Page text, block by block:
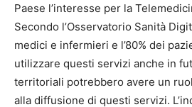
Paese l’interesse per la
Secondo l’Osservatorio Sanità
medici e infermieri e l’80% dei
utilizzare questi servizi anche in
territoriali potrebbero avere un
alla diffusione di questi servizi.